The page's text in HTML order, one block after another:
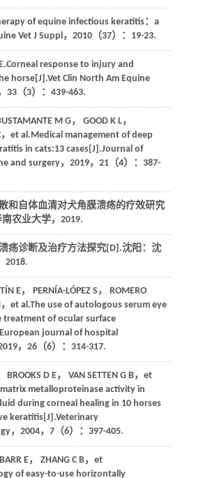
of equine infectious keratitis：a
Vet J Suppl， 2010（37）：19-23.
.Corneal response to injury and
horse[J].Vet Clin North Am Equine
33（3）：439-463.
M G， GOOD K L，
， et al.Medical management of deep
in cats:13 cases[J].Journal of
and surgery， 2019， 21（4）：387-
和自体血清对犬角膜溃疡的疗效研究
农业大学， 2019.
疡诊断及治疗方法探究[D].沈阳：沈
2018.
E， PERNÍA-LÓPEZ S ， ROMERO
， et al.The use of autologous serum eye
treatment of ocular surface
European journal of hospital
， 26（6）：314-317.
BROOKS D E， VAN SETTEN G B， et
metalloproteinase activity in
during corneal healing in 10 horses
keratitis[J].Veterinary
， 2004， 7（6）：397-405.
BARR E， ZHANG C B， et
of easy-to-use horizontally